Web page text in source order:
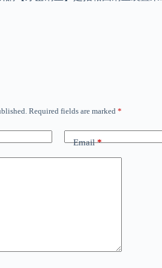
Required fields are marked *
Email*